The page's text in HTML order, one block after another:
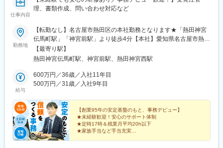
仕事内容
理、書類作成、問い合わせ対応など
勤務地
【転勤なし】名古屋市熱田区の本社勤務となります★「熱田神宮
伝馬町駅」「神宮前駅」より徒歩4分【本社】愛知県名古屋市熱田
区神宮3-10-10＜アクセス＞名古屋市営地下鉄・名城線「熱田神宮
伝馬町駅」より徒歩4分名鉄名古屋本線・名鉄常滑線「神宮前駅」
【最寄り駅】
熱田神宮伝馬町駅、神宮前駅、熱田神宮西駅
給与
600万円／36歳／入社11年目
500万円／31歳／入社9年目
【創業95年の安定基盤のもと、事務デビュー】
★未経験歓迎！安心のサポート体制
★定時17時＆残業月平均20h以下
★家族手当など手当充実